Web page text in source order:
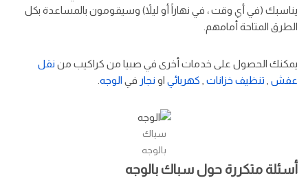
يناسبك (في أي وقت ، في نهاراً أو ليلاً) وسيقومون بالمساعدة بكل
الطرق المتاحة أمامهم.
يمكنك الحصول على خدمات أخرى في صبيا من كراكيب من نقل
عفش تنظيف خزانات كهربائي او نجار في الوجه
سباك
بالوجه
أسئلة متكررة حول سباك بالوجه